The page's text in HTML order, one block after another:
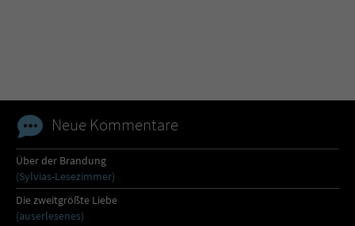
Neue Kommentare
Über der Brandung
(Sylvias-Lesezimmer)
Die zweitgrößte Liebe
(auserlesenes)
Zweck Cookie für Kommentare einzelner Buchtitel
Name fe_typo_user